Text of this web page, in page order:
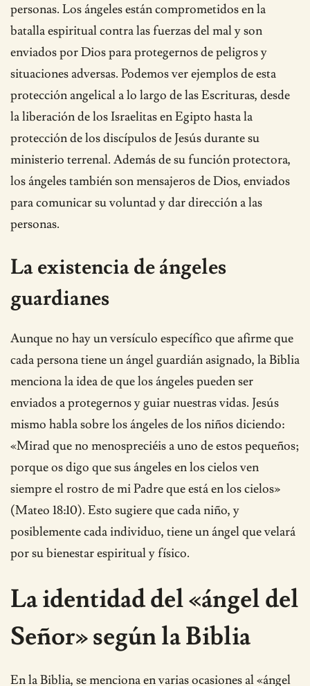
personas. Los ángeles están comprometidos en la
batalla espiritual contra las fuerzas del mal y son
enviados por Dios para protegernos de peligros y
situaciones adversas. Podemos ver ejemplos de esta
protección angelical a lo largo de las Escrituras, desde
la liberación de los Israelitas en Egipto hasta la
protección de los discípulos de Jesús durante su
ministerio terrenal. Además de su función protectora,
los ángeles también son mensajeros de Dios, enviados
para comunicar su voluntad y dar dirección a las
personas.
La existencia de ángeles
guardianes
Aunque no hay un versículo específico que afirme que
cada persona tiene un ángel guardián asignado, la Biblia
menciona la idea de que los ángeles pueden ser
enviados a protegernos y guiar nuestras vidas. Jesús
mismo habla sobre los ángeles de los niños diciendo:
«Mirad que no menospreciéis a uno de estos pequeños;
porque os digo que sus ángeles en los cielos ven
siempre el rostro de mi Padre que está en los cielos»
(Mateo 18:10). Esto sugiere que cada niño, y
posiblemente cada individuo, tiene un ángel que velará
por su bienestar espiritual y físico.
La identidad del «ángel del
Señor» según la Biblia
En la Biblia, se menciona en varias ocasiones al «ángel